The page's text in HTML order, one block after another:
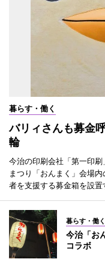
暮らす・働く
バリィさんも募金
輪
今治の印刷会社「第一印
まつり「おんまく」会場
者を支援する募金箱を設置
暮らす・働く
今治「お
コラボ